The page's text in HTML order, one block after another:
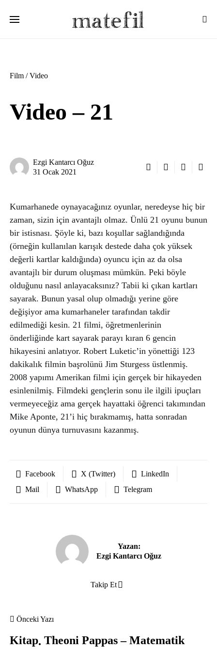
Film / Video
Video – 21
Ezgi Kantarcı Oğuz
31 Ocak 2021
Kumarhanede oynayacağınız oyunlar, neredeyse hiç bir
zaman, sizin için avantajlı olmaz. Ünlü 21 oyunu bunun
bir istisnası. Şöyle ki, bazı koşullar sağlandığında
(örneğin kullanılan karışık destede daha çok yüksek
değerli kartlar kaldığında) oyuncu için az da olsa
avantajlı bir durum oluşması mümkün. Peki böyle
olduğunu nasıl anlayacaksınız? Tabii ki çıkan kartları
sayarak. Bunun yasal olup olmadığı yerine göre
değişiyor ama kumarhaneler tarafından takdir
edilmediği kesin. 21 filmi, öğretmenlerinin
önderliğinde kart sayarak parayı kıran 6 gencin
hikayesini anlatıyor. Robert Luketic’in yönettiği 123
dakikalık filmin başrolünü Jim Sturgess üstlenmiş.
2008 yapımı Amerikan filmi için gerçek bir hikayeden
esinlenilmiş. Filmdeki gençlerin sonu ile ilgili ipuçları
vermeyeceğiz ama gerçek hayattaki öğrenci takımından
Mike Aponte, 21’i hiç bırakmamış, hatta sonradan
oyunun dünya turnuvasını kazanmış.
Facebook X (Twitter)
LinkedIn
Mail
WhatsApp Telegram
Yazan:
Ezgi Kantarcı Oğuz
Takip Et
Önceki Yazı
Kitap Theoni Pappas – Matematik